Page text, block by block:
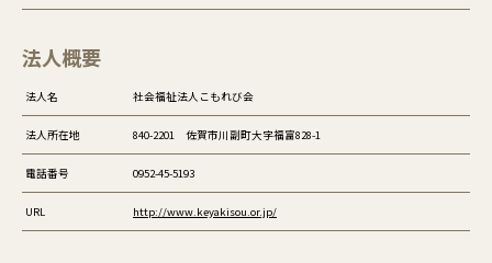
法人概要
法人名 社会福祉法人こもれび会
法人所在地 840-2201 佐賀市川副町大字福富828-1
電話番号 0952-45-5193
URL http://www.keyakisou.or.jp/